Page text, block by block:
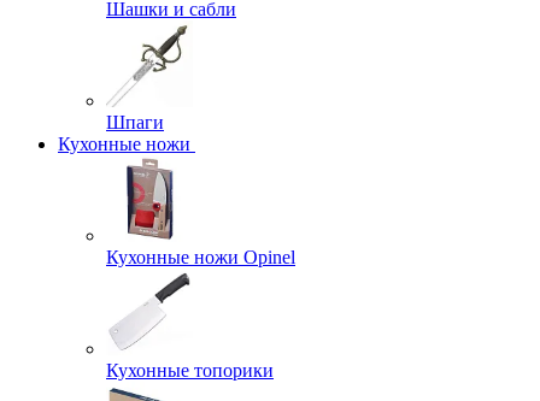
Шашки и сабли
Шпаги
Кухонные ножи
Кухонные ножи Opinel
Кухонные топорики